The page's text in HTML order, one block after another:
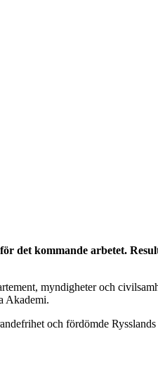
det kommande arbetet.
myndigheter och
Akademi.
och fördömde